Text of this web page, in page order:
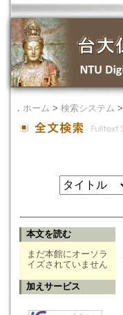
． ホーム > 検索システム >
本文を読む
まだ本館にオーソラ
イズされていません
加えサービス